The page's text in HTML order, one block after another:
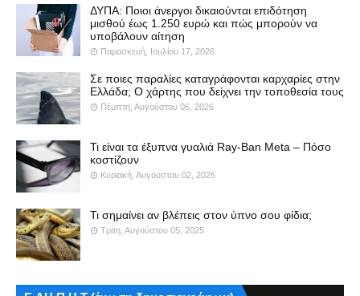
ΔΥΠΑ: Ποιοι άνεργοι δικαιούνται επιδότηση
μισθού έως 1.250 ευρώ και πώς μπορούν να
υποβάλουν αίτηση
Παρασκευή, Ιουλίου 17, 2026
Σε ποιες παραλίες καταγράφονται καρχαρίες στην
Ελλάδα; Ο χάρτης που δείχνει την τοποθεσία τους
Πέμπτη, Αυγούστου 06, 2026
Τι είναι τα έξυπνα γυαλιά Ray-Ban Meta – Πόσο
κοστίζουν
Κυριακή, Αυγούστου 02, 2026
Τι σημαίνει αν βλέπεις στον ύπνο σου φίδια;
Τρίτη, Αυγούστου 05, 2025